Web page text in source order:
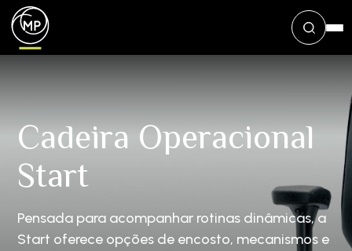
Cadeira Operacional
Start
Pensada para acompanhar rotinas dinâmicas, a
Start oferece opções de encosto, mecanismos e